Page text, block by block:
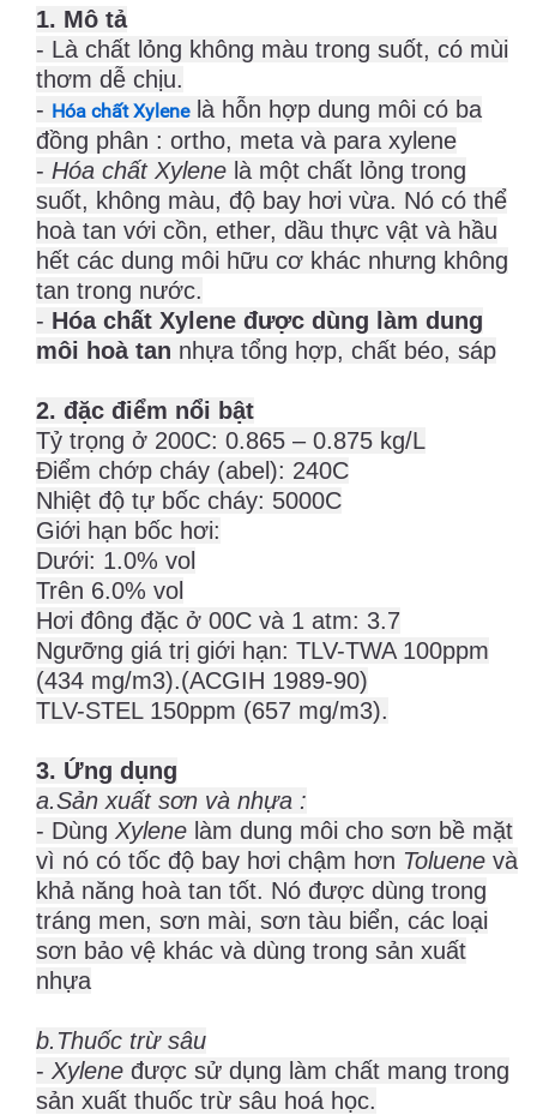
1. Mô tả
- Là chất lỏng không màu trong suốt, có mùi
thơm dễ chịu.
- Hóa chất Xylenelà hỗn hợp dung môi có ba
đồng phân : ortho, meta và para xylene
- Hóa chất Xylene là một chất lỏng trong
suốt, không màu, độ bay hơi vừa. Nó có thể
hoà tan với cồn, ether, dầu thực vật và hầu
hết các dung môi hữu cơ khác nhưng không
tan trong nước.
- Hóa chất Xylene được dùng làm dung
môi hoà tan nhựa tổng hợp, chất béo, sáp
2. đặc điểm nổi bật
Tỷ trọng ở 200C: 0.865 – 0.875 kg/L
Điểm chớp cháy (abel): 240C
Nhiệt độ tự bốc cháy: 5000C
Giới hạn bốc hơi:
Dưới: 1.0% vol
Trên 6.0% vol
Hơi đông đặc ở 00C và 1 atm: 3.7
Ngưỡng giá trị giới hạn: TLV-TWA 100ppm
(434 mg/m3).(ACGIH 1989-90)
TLV-STEL 150ppm (657 mg/m3).
3. Ứng dụng
a.Sản xuất sơn và nhựa :
- Dùng Xylene làm dung môi cho sơn bề mặt
vì nó có tốc độ bay hơi chậm hơn Toluene và
khả năng hoà tan tốt. Nó được dùng trong
tráng men, sơn mài, sơn tàu biển, các loại
sơn bảo vệ khác và dùng trong sản xuất
nhựa
b.Thuốc trừ sâu
- Xylene được sử dụng làm chất mang trong
sản xuất thuốc trừ sâu hoá học.